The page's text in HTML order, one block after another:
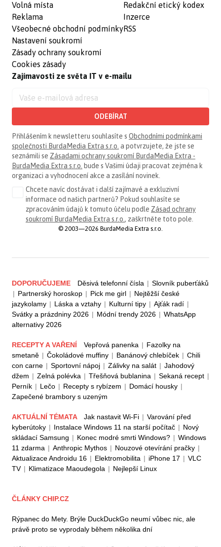
Volná místa
Reklama
Všeobecné obchodní podmínky
Nastavení soukromí
Zásady ochrany soukromí
Cookies zásady
Redakční etický kodex
Inzerce
RSS
Zajímavosti ze světa IT v e-mailu
ODEBÍRAT
Přihlášením k newsletteru souhlasíte s Obchodními podmínkami
společnosti BurdaMedia Extra s.r.o. a potvrzujete, že jste se
seznámili se Zásadami ochrany soukromí BurdaMedia Extra -
BurdaMedia Extra s.r.o. bude s Vašimi údaji pracovat zejména k
organizaci a vyhodnocení akce a zasílání novinek.
Chcete navíc dostávat i další zajímavé a exkluzivní
informace od našich partnerů? Pokud souhlasíte se
zpracováním údajů k tomuto účelu podle Zásad ochrany
soukromí BurdaMedia Extra s.r.o., zaškrtněte toto pole.
© 2003—2026 BurdaMedia Extra s.r.o.
DOPORUČUJEME Děsivá telefonní čísla | Slovník puberťáků
| Partnerský horoskop | Pick me girl | Nejtěžší české
jazykolamy | Láska a vztahy | Kulturní tipy | Ajťák radí |
Svátky a prázdniny 2026 | Módní trendy 2026 | WhatsApp
alternativy 2026
RECEPTY A VAŘENÍ Vepřová panenka | Fazolky na
smetaně | Čokoládové muffiny | Banánový chlebíček | Chili
con carne | Sportovní nápoj | Zálivky na salát | Jahodový
džem | Zelná polévka | Třešňová bublanina | Sekaná recept |
Perník | Lečo | Recepty s rybízem | Domácí housky |
Zapečené brambory s uzeným
AKTUÁLNÍ TÉMATA Jak nastavit Wi-Fi | Varování před
kyberútoky | Instalace Windows 11 na starší počítač | Nový
skládací Samsung | Konec modré smrti Windows? | Windows
11 zdarma | Anthropic Mythos | Nouzové otevírání pračky |
Aktualizace Androidu 16 | Elektromobilita | iPhone 17 | VLC
TV | Klimatizace Maoudegola | Nejlepší Linux
ČLÁNKY CHIP.CZ
Rýpanec do Mety. Brýle DuckDuckGo neumí vůbec nic, ale
právě proto se vyprodaly během několika dní